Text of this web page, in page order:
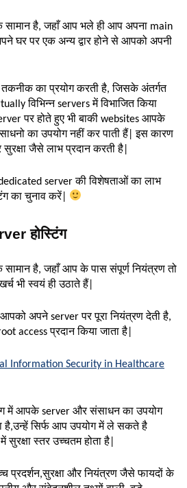
सामान है, जहाँ आप भले ही आप अपना main
घर पर एक अन्य द्वार होने से आपको अपनी
तकनीक का प्रयोग करती है, जिसके अंतर्गत
विभिन्न servers में विभाजित किया
पर होते हुए भी बाकी websites आपके
का उपयोग नहीं कर पाती हैं| इस कारण
जैसे लाभ प्रदान करती है|
server की विशेषताओं का लाभ
का चुनाव करें|
होस्टिंग
है, जहाँ आप के पास संपूर्ण नियंत्रण तो
भी स्वयं ही उठाते हैं|
अपने server पर पूरा नियंत्रण देती है,
access प्रदान किया जाता है|
Information Security in Healthcare
में आपके server और संसाधन का उपयोग
है,उन्हें सिर्फ आप उपयोग में ले सकते है
सुरक्षा स्तर उच्चतम होता है|
प्रदर्शन,सुरक्षा और नियंत्रण जैसे फायदों के